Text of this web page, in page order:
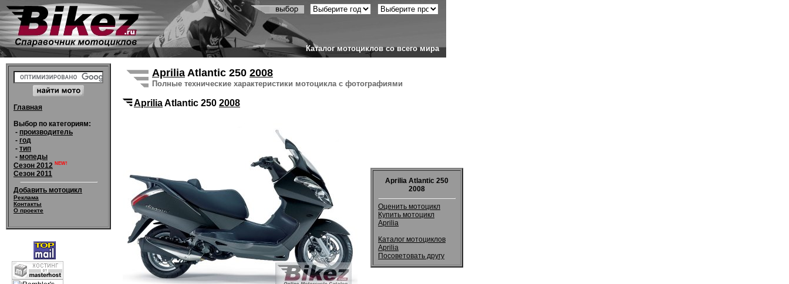
Каталог мотоциклов со всего мира
Главная
Выбор по категориям:
- производитель
- год
- тип
- мопеды
Сезон 2012 NEW!
Сезон 2011
Добавить мотоцикл
Реклама
Контакты
О проекте
Aprilia Atlantic 250 2008
Полные технические характеристики мотоцикла с фотографиями
ApriliaAtlantic 250 2008
Aprilia Atlantic 250
2008
Оценить мотоцикл
Купить мотоцикл
Aprilia
Каталог мотоциклов
Aprilia
Посоветовать другу